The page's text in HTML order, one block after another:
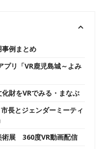
例まとめ
プリ「VR鹿児島城～よみ
財をVRでみる・まなぶ
長とジェンダーミーティ
術展 360度VR動画配信